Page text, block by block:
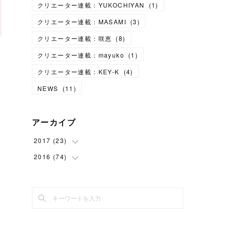
クリエーター連載：YUKOCHIYAN
(1)
クリエーター連載：MASAMI (3)
クリエーター連載：咲恵 (8)
クリエーター連載：mayuko
(1 )
クリエーター連載：KEY-K
(4)
NEWS
(11 )
アーカイブ
2017 (23)
(7)
2016 (74)